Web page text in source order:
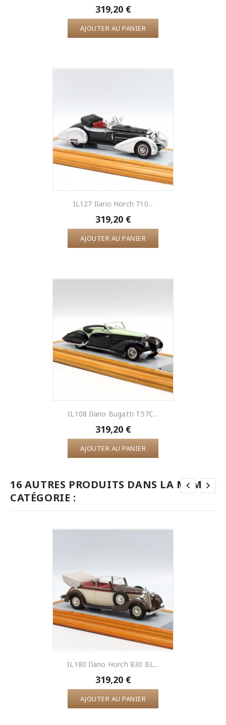
319,20 €
AJOUTER AU PANIER
IL127 Ilario Horch 710...
319,20 €
AJOUTER AU PANIER
IL108 Ilario Bugatti T57C...
319,20 €
AJOUTER AU PANIER
16 AUTRES PRODUITS DANS LA MÊME
CATÉGORIE :
IL180 Ilario Horch 830 BL...
319,20 €
AJOUTER AU PANIER